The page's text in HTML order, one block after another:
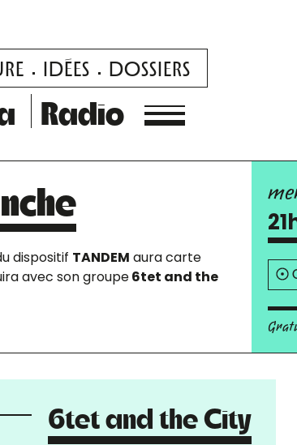
IDÉES DOSSIERS
Radio
dispositif TANDEM aura carte
avec son groupe6tet and the
6tet and the City